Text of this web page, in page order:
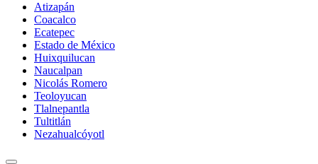
Atizapán
Coacalco
Ecatepec
Estado de México
Huixquilucan
Naucalpan
Nicolás Romero
Teoloyucan
Tlalnepantla
Tultitlán
Nezahualcóyotl